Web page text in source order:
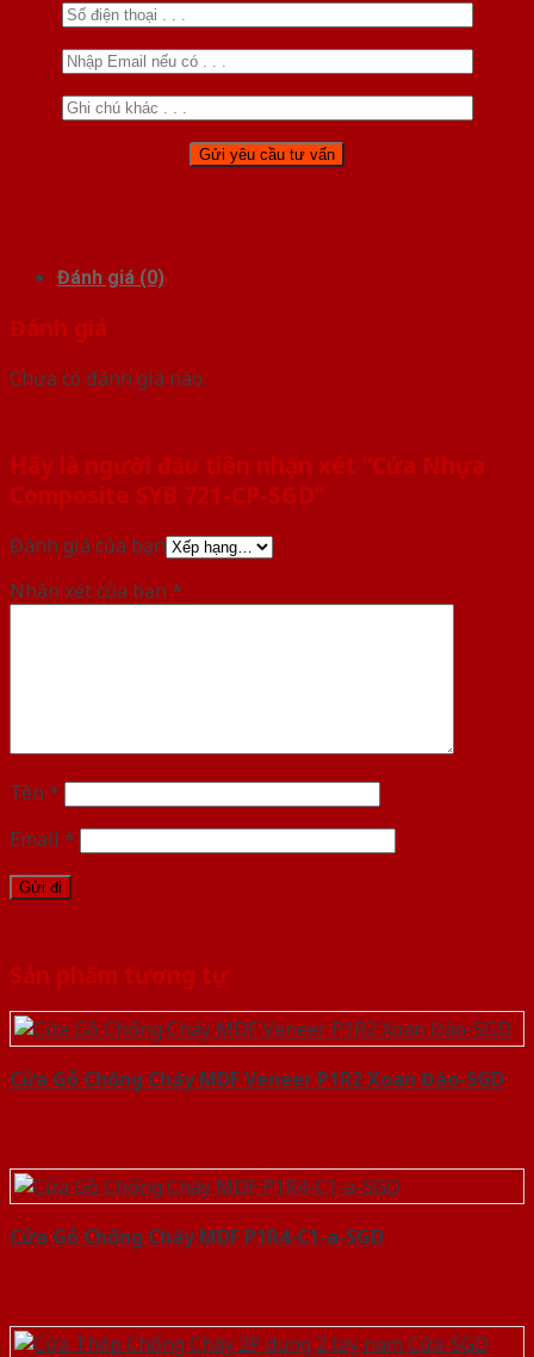
Đánh giá (0)
Đánh giá
Chưa có đánh giá nào.
Hãy là người đầu tiên nhận xét “Cửa Nhựa
Composite SYB 721-CP-SGD”
Đánh giá của bạn
Nhận xét của bạn *
Tên *
Email *
Sản phẩm tương tự
Cửa Gỗ Chống Cháy MDF Veneer P1R2 Xoan Đào-SGD
Cửa Gỗ Chống Cháy MDF P1R4-C1-a-SGD